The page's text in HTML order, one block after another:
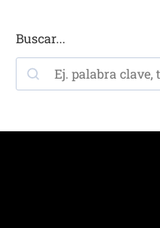
Buscar...